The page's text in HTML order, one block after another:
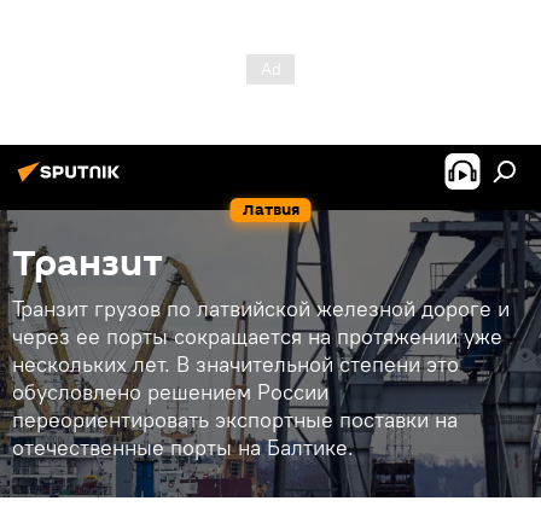
Латвия
Транзит
Транзит грузов по латвийской железной дороге и
через ее порты сокращается на протяжении уже
нескольких лет. В значительной степени это
обусловлено решением России
переориентировать экспортные поставки на
отечественные порты на Балтике.